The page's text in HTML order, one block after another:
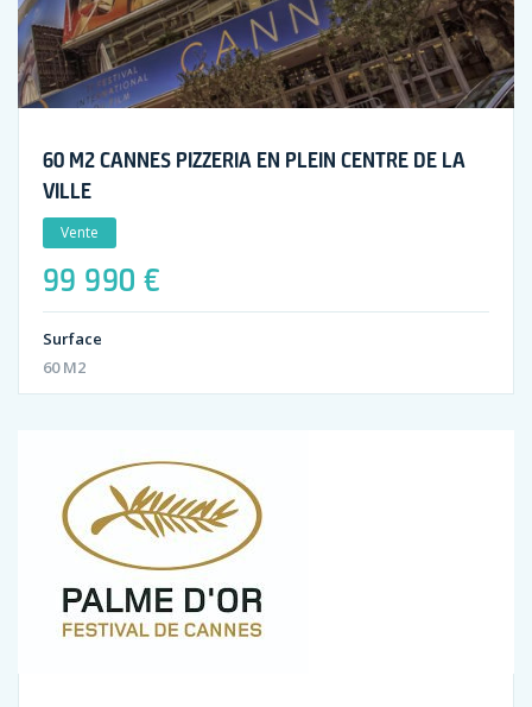
60 M2 CANNES PIZZERIA EN PLEIN CENTRE DE LA
VILLE
Vente
99 990 €
Surface
60 M2